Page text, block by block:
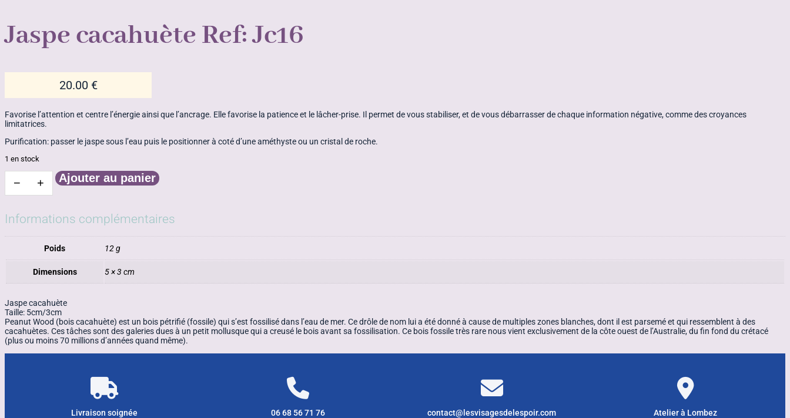
Jaspe cacahuète Ref: Jc16
20.00 €
Favorise l’attention et centre l’énergie ainsi que l’ancrage. Elle favorise la patience et le lâcher-prise. Il permet de vous stabiliser, et de vous débarrasser de chaque information négative, comme des croyances
limitatrices.
Purification: passer le jaspe sous l’eau puis le positionner à coté d’une améthyste ou un cristal de roche.
1 en stock
−
quantité
de
cacahuète
Ref:
+ Ajouter au panier
Informations complémentaires
Poids 12 g
Dimensions 5 × 3 cm
Jaspe cacahuète
Taille: 5cm/3cm
Peanut Wood (bois cacahuète) est un bois pétrifié (fossile) qui s’est fossilisé dans l’eau de mer. Ce drôle de nom lui a été donné à cause de multiples zones blanches, dont il est parsemé et qui ressemblent à des
cacahuètes. Ces tâches sont des galeries dues à un petit mollusque qui a creusé le bois avant sa fossilisation. Ce bois fossile très rare nous vient exclusivement de la côte ouest de l’Australie, du fin fond du crétacé
(plus ou moins 70 millions d’années quand même).
Livraison soignée
06 68 56 71 76 contact@lesvisagesdelespoir.com Atelier à Lombez